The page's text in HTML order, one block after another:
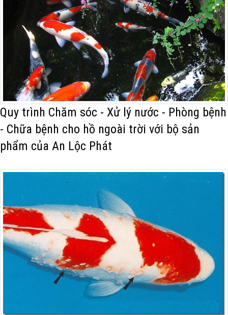
Quy trình Chăm sóc - Xử lý nước - Phòng bệnh
- Chữa bệnh cho hồ ngoài trời với bộ sản
phẩm của An Lộc Phát